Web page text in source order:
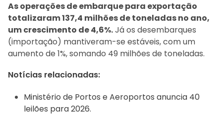
As operações de embarque para exportação
totalizaram 137,4 milhões de toneladas no ano,
um crescimento de 4,6%.Já os desembarques
(importação) mantiveram-se estáveis, com um
aumento de 1%, somando 49 milhões de toneladas.
Notícias relacionadas:
Ministério de Portos e Aeroportos anuncia 40
leilões para 2026.